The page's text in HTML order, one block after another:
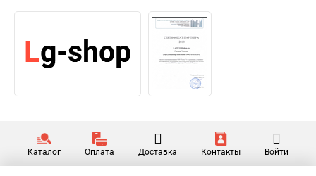
Каталог Оплата Доставка Контакты Войти